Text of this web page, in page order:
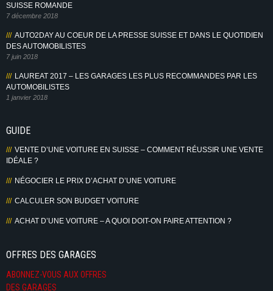
SUISSE ROMANDE
7 décembre 2018
AUTO2DAY AU COEUR DE LA PRESSE SUISSE ET DANS LE QUOTIDIEN
DES AUTOMOBILISTES
7 juin 2018
LAUREAT 2017 – LES GARAGES LES PLUS RECOMMANDES PAR LES
AUTOMOBILISTES
1 janvier 2018
GUIDE
VENTE D’UNE VOITURE EN SUISSE – COMMENT RÉUSSIR UNE VENTE
IDÉALE ?
NÉGOCIER LE PRIX D’ACHAT D’UNE VOITURE
CALCULER SON BUDGET VOITURE
ACHAT D’UNE VOITURE – A QUOI DOIT-ON FAIRE ATTENTION ?
OFFRES DES GARAGES
ABONNEZ-VOUS AUX OFFRES
DES GARAGES